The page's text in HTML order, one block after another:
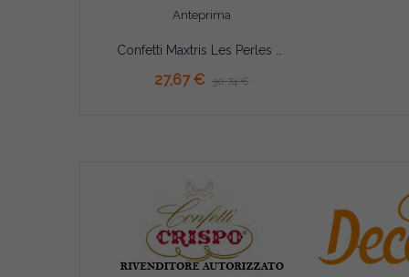
Anteprima
27,67 € 30,74 €